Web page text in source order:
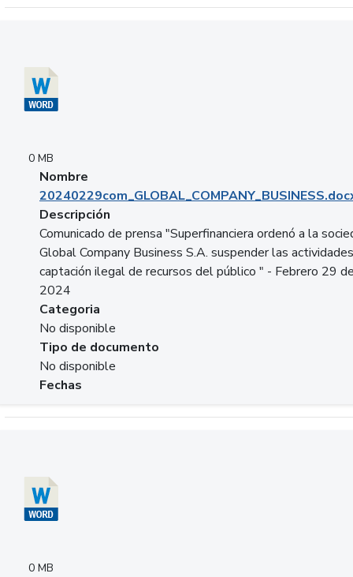
0 MB
Nombre
Descripción
Comunicado de prensa "Superfinanciera ordenó a la
Global Company Business S.A. suspender las
captación ilegal de recursos del público " - Febrero 29
2024
Categoria
No disponible
Tipo de documento
No disponible
Fechas
0 MB